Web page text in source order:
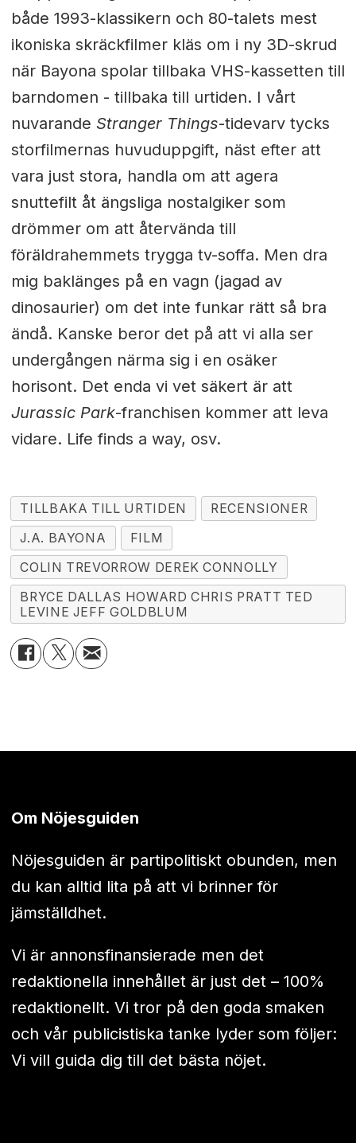
både 1993-klassikern och 80-talets mest
ikoniska skräckfilmer kläs om i ny 3D-skrud
när Bayona spolar tillbaka VHS-kassetten till
barndomen - tillbaka till urtiden. I vårt
nuvarande Stranger Things-tidevarv tycks
storfilmernas huvuduppgift, näst efter att
vara just stora, handla om att agera
snuttefilt åt ängsliga nostalgiker som
drömmer om att återvända till
föräldrahemmets trygga tv-soffa. Men dra
mig baklänges på en vagn (jagad av
dinosaurier) om det inte funkar rätt så bra
ändå. Kanske beror det på att vi alla ser
undergången närma sig i en osäker
horisont. Det enda vi vet säkert är att
Jurassic Park-franchisen kommer att leva
vidare. Life finds a way, osv.
TILLBAKA TILL URTIDEN
RECENSIONER
J.A. BAYONA
FILM
COLIN TREVORROW DEREK CONNOLLY
BRYCE DALLAS HOWARD CHRIS PRATT TED
LEVINE JEFF GOLDBLUM
Om Nöjesguiden
Nöjesguiden är partipolitiskt obunden, men
du kan alltid lita på att vi brinner för
jämställdhet.
Vi är annonsfinansierade men det
redaktionella innehållet är just det – 100%
redaktionellt. Vi tror på den goda smaken
och vår publicistiska tanke lyder som följer:
Vi vill guida dig till det bästa nöjet.